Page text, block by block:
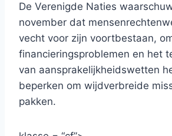
De Verenigde Naties
november dat
vecht voor zijn voortbestaan,
financieringsproblemen en het
van aansprakelijkheidswetten
beperken om wijdverbreide
pakken.